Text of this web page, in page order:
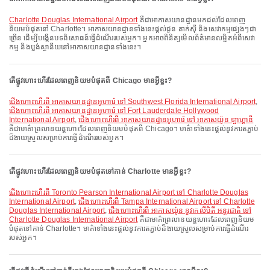
Charlotte Douglas International Airportគឺជាអាកាសយានដ្ឋានមកដល់ដែលពេញ
និយមបំផុតនៅ Charlotte។ អាកាសយានដ្ឋានទាំងនេះផ្តល់ជូន តាក់ស៊ី និងសេវាកម្មផ្សេងៗជា
ច្រើន ដើម្បីបង្កើនបទពិសោធន៍ធ្វើដំណើររបស់អ្នក។ អ្នកអាចពិនិត្យមើលព័ត៌មានលម្អិតអំពីសេវា
កម្ម និងប្លង់ស្ថានីយនៅអាកាសយានដ្ឋានទាំងនេះ។
តើផ្លូវហោះហើរដែលពេញនិយមបំផុតពី Chicago មានអ្វីខ្លះ?
ជើងហោះហើរពី អាកាសយានដ្ឋានអូហារ៉េ ទៅ Southwest Florida International Airport,
ជើងហោះហើរពី អាកាសយានដ្ឋានអូហារ៉េ ទៅ Fort Lauderdale Hollywood
International Airport,ជើងហោះហើរពី អាកាសយានដ្ឋានអូហារ៉េ ទៅ អាកាសយ៉ូន ឡាហ្គាឌី
គឺជាមាគ៌ាព្រលានយន្តហោះដែលពេញនិយមបំផុតពី Chicago។ មាគ៌ាទាំងនេះផ្តល់នូវការតភ្ជាប់
ដ៏ងាយស្រួលសម្រាប់ការធ្វើដំណើររបស់អ្នក។
តើផ្លូវហោះហើរដែលពេញនិយមបំផុតទៅកាន់ Charlotte មានអ្វីខ្លះ?
ជើងហោះហើរពី Toronto Pearson International Airport ទៅ Charlotte Douglas
International Airport,ជើងហោះហើរពី Tampa International Airport ទៅ Charlotte
Douglas International Airport,ជើងហោះហើរពី អាកាសយ៉ូន នួវាកលីបិតី អន្តរជាតិ ទៅ
Charlotte Douglas International Airportគឺជាមាគ៌ាព្រលានយន្តហោះដែលពេញនិយម
បំផុតទៅកាន់ Charlotte។ មាគ៌ាទាំងនេះផ្តល់នូវការតភ្ជាប់ដ៏ងាយស្រួលសម្រាប់ការធ្វើដំណើរ
របស់អ្នក។